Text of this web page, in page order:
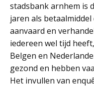
stadsbank arnhem is
jaren als
aanvaard en
iedereen wel tijd
Belgen en
gezond en hebben
Het invullen van